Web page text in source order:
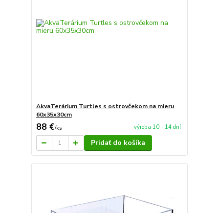
AkvaTerárium Turtles s ostrovčekom na mieru
60x35x30cm
88 €/ks výroba 10 - 14 dní
Pridať do košíka